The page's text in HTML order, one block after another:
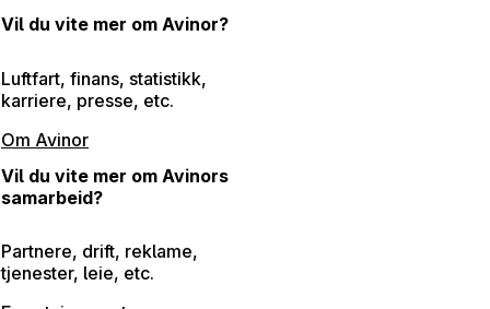
Vil du vite mer om Avinor?
Luftfart, finans, statistikk,
karriere, presse, etc.
Om Avinor
Vil du vite mer om Avinors
samarbeid?
Partnere, drift, reklame,
tjenester, leie, etc.